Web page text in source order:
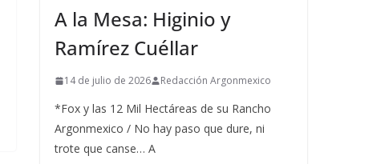
A la Mesa: Higinio y
Ramírez Cuéllar
14 de julio de 2026 Redacción Argonmexico
*Fox y las 12 Mil Hectáreas de su Rancho
Argonmexico / No hay paso que dure, ni
trote que canse… A